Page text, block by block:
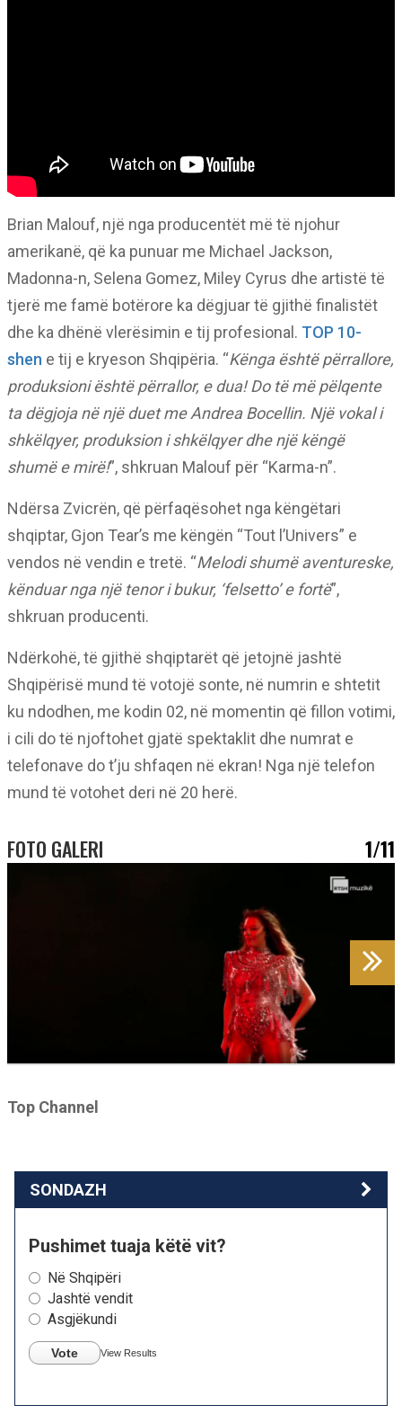
Brian Malouf, një nga producentët më të njohur
amerikanë, që ka punuar me Michael Jackson,
Madonna-n, Selena Gomez, Miley Cyrus dhe artistë të
tjerë me famë botërore ka dëgjuar të gjithë finalistët
dhe ka dhënë vlerësimin e tij profesional. TOP 10-
shen e tij e kryeson Shqipëria. “Kënga është përrallore,
produksioni është përrallor, e dua! Do të më pëlqente
ta dëgjoja në një duet me Andrea Bocellin. Një vokal i
shkëlqyer, produksion i shkëlqyer dhe një këngë
shumë e mirë!”, shkruan Malouf për “Karma-n”.
Ndërsa Zvicrën, që përfaqësohet nga këngëtari
shqiptar, Gjon Tear’s me këngën “Tout l’Univers” e
vendos në vendin e tretë. “Melodi shumë aventureske,
kënduar nga një tenor i bukur, ‘felsetto’ e fortë”,
shkruan producenti.
Ndërkohë, të gjithë shqiptarët që jetojnë jashtë
Shqipërisë mund të votojë sonte, në numrin e shtetit
ku ndodhen, me kodin 02, në momentin që fillon votimi,
i cili do të njoftohet gjatë spektaklit dhe numrat e
telefonave do t’ju shfaqen në ekran! Nga një telefon
mund të votohet deri në 20 herë.
FOTO GALERI 1/11
Top Channel
SONDAZH
Pushimet tuaja këtë vit?
Në Shqipëri
Jashtë vendit
Asgjëkundi
Vote View Results